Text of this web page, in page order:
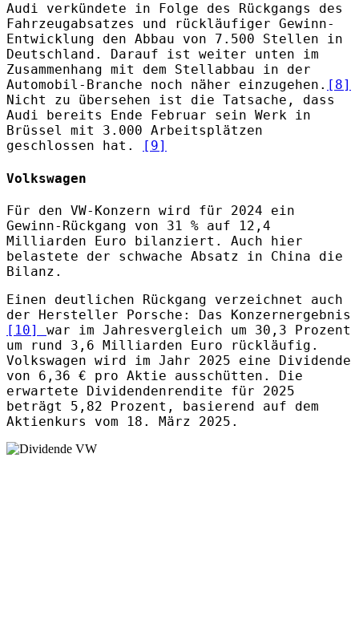
Audi verkündete in Folge des Rückgangs des
Fahrzeugabsatzes und rückläufiger Gewinn-
Entwicklung den Abbau von 7.500 Stellen in
Deutschland. Darauf ist weiter unten im
Zusammenhang mit dem Stellabbau in der
Automobil-Branche noch näher einzugehen. [8]
Nicht zu übersehen ist die Tatsache, dass
Audi bereits Ende Februar sein Werk in
Brüssel mit 3.000 Arbeitsplätzen
geschlossen hat.
[9]
Volkswagen
Für den VW-Konzern wird für 2024 ein
Gewinn-Rückgang von 31 % auf 12,4
Milliarden Euro bilanziert. Auch hier
belastete der schwache Absatz in China die
Bilanz.
Einen deutlichen Rückgang verzeichnet auch
der Hersteller Porsche: Das Konzernergebnis
[10] war im Jahresvergleich um 30,3 Prozent
um rund 3,6 Milliarden Euro rückläufig.
Volkswagen wird im Jahr 2025 eine Dividende
von 6,36 € pro Aktie ausschütten. Die
erwartete Dividendenrendite für 2025
beträgt 5,82 Prozent, basierend auf dem
Aktienkurs vom 18. März 2025.